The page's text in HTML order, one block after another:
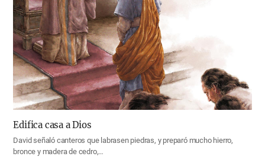
Edifica casa a Dios
David señaló canteros que labrasen piedras, y preparó mucho hierro,
bronce y madera de cedro,…